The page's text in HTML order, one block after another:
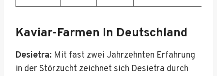
Kaviar-Farmen In Deutschland
Desietra: Mit fast zwei Jahrzehnten Erfahrung
in der Störzucht zeichnet sich Desietra durch